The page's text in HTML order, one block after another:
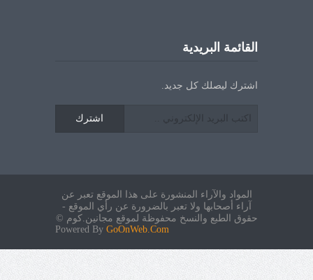
القائمة البريدية
اشترك ليصلك كل جديد.
اشترك
المواد والآراء المنشورة على هذا الموقع تعبر عن
آراء أصحابها ولا تعبر بالضرورة عن رأي الموقع -
حقوق الطبع والنسخ محفوظة لموقع مجانين.كوم ©
Powered By GoOnWeb.Com